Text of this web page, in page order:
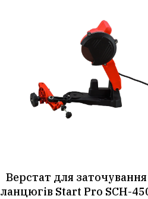
Верстат для заточування
ланцюгів Start Pro SCH-